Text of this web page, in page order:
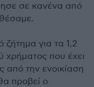
σε κανένα από
ζήτημα για τα 1,2
χρήματος που έχει
από την ενοικίαση
προβεί ο